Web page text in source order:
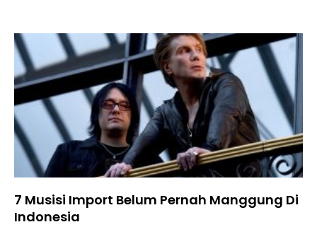
7 Musisi Import Belum Pernah Manggung Di
Indonesia